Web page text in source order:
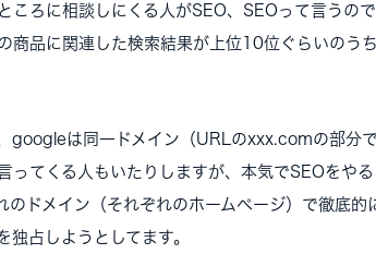
ころに相談しにくる人がSEO、SEOって言うの
商品に関連した検索結果が上位10位ぐらいのう
googleは同一ドメイン（URLのxxx.comの部分
ってくる人もいたりしますが、本気でSEOをや
のドメイン（それぞれのホームページ）で徹底的
独占しようとしてます。